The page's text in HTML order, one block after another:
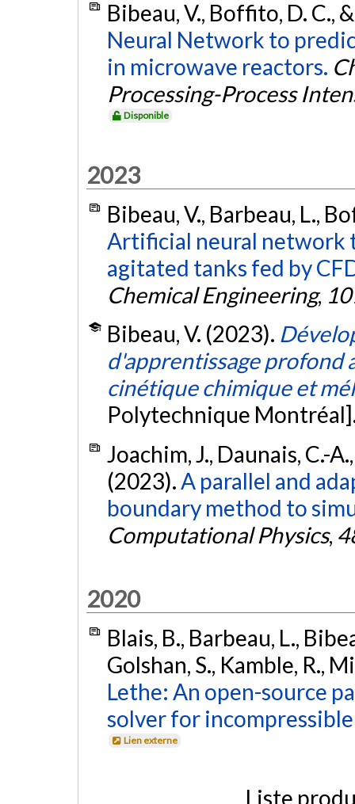
Bibeau, V., Boffito, D. C.,
Neural Network to
in microwave reactors.
Processing-Process
Disponible
2023
Bibeau, V., Barbeau, L.,
Artificial neural network
agitated tanks fed by
Chemical Engineering,
Bibeau, V. (2023).
d'apprentissage profond
cinétique chimique et
Polytechnique
Joachim, J., Daunais, C.-
(2023). A parallel and
boundary method to
Computational Physics,
2020
Blais, B., Barbeau, L.,
Golshan, S., Kamble, R.,
Lethe: An open-source
solver for
Lien externe
Liste